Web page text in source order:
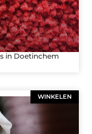
in Doetinchem
WINKELEN